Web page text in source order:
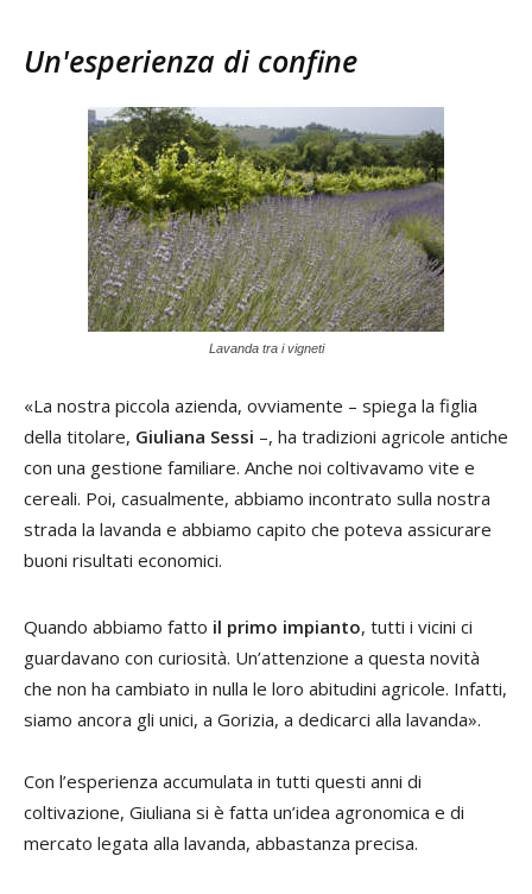
Un'esperienza di confine
Lavanda tra i vigneti
«La nostra piccola azienda, ovviamente – spiega la figlia
della titolare, Giuliana Sessi –, ha tradizioni agricole antiche
con una gestione familiare. Anche noi coltivavamo vite e
cereali. Poi, casualmente, abbiamo incontrato sulla nostra
strada la lavanda e abbiamo capito che poteva assicurare
buoni risultati economici.
Quando abbiamo fatto il primo impianto, tutti i vicini ci
guardavano con curiosità. Un’attenzione a questa novità
che non ha cambiato in nulla le loro abitudini agricole. Infatti,
siamo ancora gli unici, a Gorizia, a dedicarci alla lavanda».
Con l’esperienza accumulata in tutti questi anni di
coltivazione, Giuliana si è fatta un’idea agronomica e di
mercato legata alla lavanda, abbastanza precisa.